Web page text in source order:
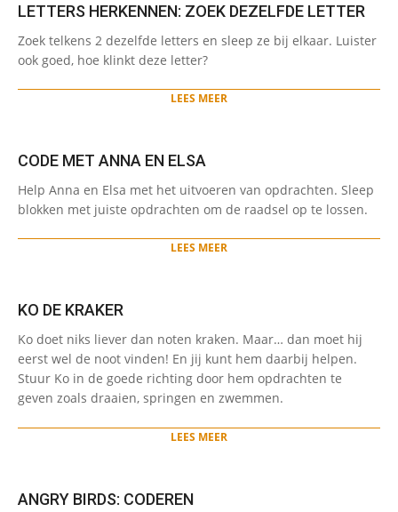
LETTERS HERKENNEN: ZOEK DEZELFDE LETTER
05-
28
Zoek telkens 2 dezelfde letters en sleep ze bij elkaar. Luister
ook goed, hoe klinkt deze letter?
LEES MEER
CODE MET ANNA EN ELSA
05-
27
Help Anna en Elsa met het uitvoeren van opdrachten. Sleep
blokken met juiste opdrachten om de raadsel op te lossen.
LEES MEER
KO DE KRAKER
05-
27
Ko doet niks liever dan noten kraken. Maar… dan moet hij
eerst wel de noot vinden! En jij kunt hem daarbij helpen.
Stuur Ko in de goede richting door hem opdrachten te
geven zoals draaien, springen en zwemmen.
LEES MEER
ANGRY BIRDS: CODEREN